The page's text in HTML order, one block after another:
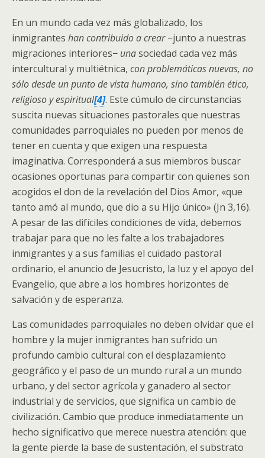
En un mundo cada vez más globalizado, los
inmigrantes han contribuido a crear −junto a nuestras
migraciones interiores− unasociedad cada vez más
intercultural y multiétnica, con problemáticas nuevas, no
sólo desde un punto de vista humano, sino también ético,
religioso y espiritual[4]. Este cúmulo de circunstancias
suscita nuevas situaciones pastorales que nuestras
comunidades parroquiales no pueden por menos de
tener en cuenta y que exigen una respuesta
imaginativa. Corresponderá a sus miembros buscar
ocasiones oportunas para compartir con quienes son
acogidos el don de la revelación del Dios Amor, «que
tanto amó al mundo, que dio a su Hijo único» (Jn 3,16).
A pesar de las difíciles condiciones de vida, debemos
trabajar para que no les falte a los trabajadores
inmigrantes y a sus familias el cuidado pastoral
ordinario, el anuncio de Jesucristo, la luz y el apoyo del
Evangelio, que abre a los hombres horizontes de
salvación y de esperanza.
Las comunidades parroquiales no deben olvidar que el
hombre y la mujer inmigrantes han sufrido un
profundo cambio cultural con el desplazamiento
geográfico y el paso de un mundo rural a un mundo
urbano, y del sector agrícola y ganadero al sector
industrial y de servicios, que significa un cambio de
civilización. Cambio que produce inmediatamente un
hecho significativo que merece nuestra atención: que
la gente pierde la base de sustentación, el substrato